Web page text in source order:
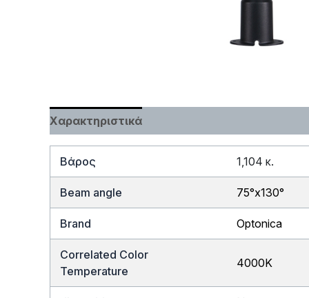
Χαρακτηριστικά
Βάρος 1,104 κ.
Beam angle 75°x130°
Brand Optonica
Correlated Color
Temperature
4000K